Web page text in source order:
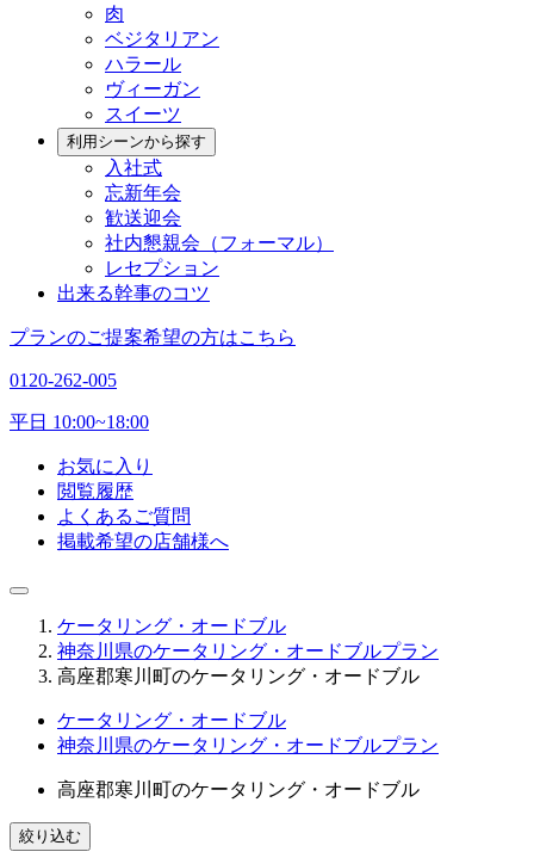
肉
ベジタリアン
ハラール
ヴィーガン
スイーツ
利用シーンから探す
入社式
忘新年会
歓送迎会
社内懇親会（フォーマル）
レセプション
出来る幹事のコツ
プランのご提案希望の方はこちら
0120-262-005
平日 10:00~18:00
お気に入り
閲覧履歴
よくあるご質問
掲載希望の店舗様へ
ケータリング・オードブル
神奈川県のケータリング・オードブルプラン
高座郡寒川町のケータリング・オードブル
ケータリング・オードブル
神奈川県のケータリング・オードブルプラン
高座郡寒川町のケータリング・オードブル
絞り込む